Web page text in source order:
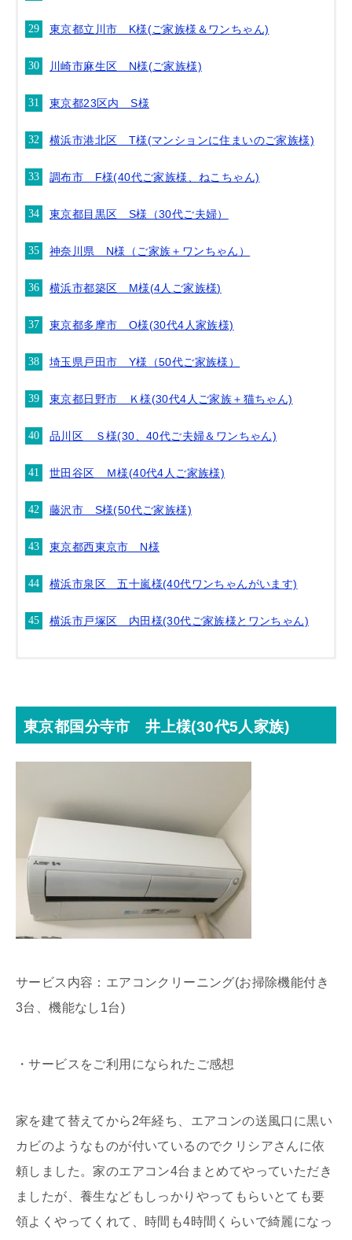
東京都立川市 K様(ご家族様＆ワンちゃん)
川崎市麻生区 N様(ご家族様)
東京都23区内 S様
横浜市港北区 T様(マンションに住まいのご家族様)
調布市 F様(40代ご家族様、ねこちゃん)
東京都目黒区 S様（30代ご夫婦）
神奈川県 N様（ご家族＋ワンちゃん）
横浜市都築区 M様(4人ご家族様)
東京都多摩市 O様(30代4人家族様)
埼玉県戸田市 Y様（50代ご家族様）
東京都日野市 Ｋ様(30代4人ご家族＋猫ちゃん)
品川区 Ｓ様(30、40代ご夫婦＆ワンちゃん)
世田谷区 Ｍ様(40代4人ご家族様)
藤沢市 S様(50代ご家族様)
東京都西東京市 N様
横浜市泉区 五十嵐様(40代ワンちゃんがいます)
横浜市戸塚区 内田様(30代ご家族様とワンちゃん)
東京都国分寺市 井上様(30代5人家族)
サービス内容：エアコンクリーニング(お掃除機能付き
3台、機能なし1台)
・サービスをご利用になられたご感想
家を建て替えてから2年経ち、エアコンの送風口に黒い
カビのようなものが付いているのでクリシアさんに依
頼しました。家のエアコン4台まとめてやっていただき
ましたが、養生などもしっかりやってもらいとても要
領よくやってくれて、時間も4時間くらいで綺麗になっ